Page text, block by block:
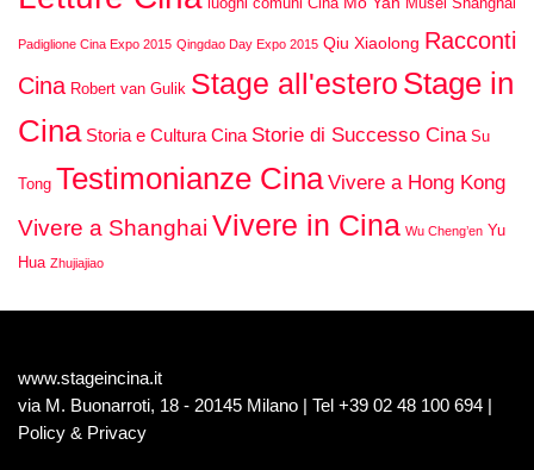
Padiglione Cina Expo 2015 Qingdao Day Expo 2015 Qiu Xiaolong Racconti
Cina Robert van Gulik Stage all'estero Stage in
Cina Storia e Cultura Cina Storie di Successo Cina Su
Tong Testimonianze Cina Vivere a Hong Kong
Vivere a Shanghai Vivere in Cina Wu Cheng’en Yu
Hua Zhujiajiao
www.stageincina.it
via M. Buonarroti, 18 - 20145 Milano | Tel +39 02 48 100 694 |
Policy & Privacy